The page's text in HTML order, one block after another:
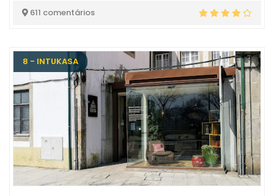
611 comentários
8 - INTUKASA